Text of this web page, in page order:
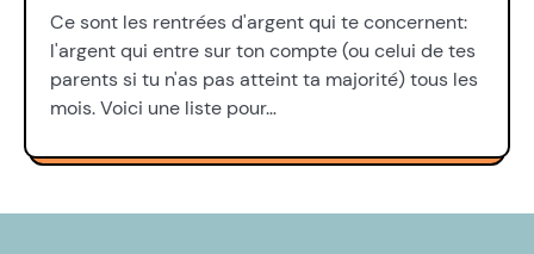
Ce sont les rentrées d'argent qui te concernent:
l'argent qui entre sur ton compte (ou celui de tes
parents si tu n'as pas atteint ta majorité) tous les
mois. Voici une liste pour…